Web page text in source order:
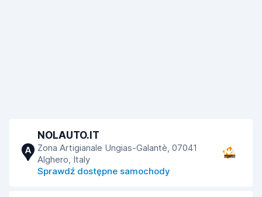
A
NOLAUTO.IT
Zona Artigianale Ungias-Galantè, 07041
Alghero, Italy
Sprawdź dostępne samochody